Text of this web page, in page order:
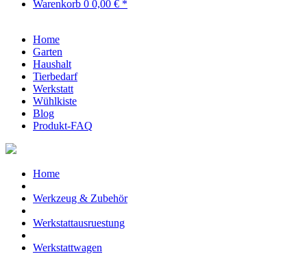
Warenkorb 0 0,00 € *
Home
Garten
Haushalt
Tierbedarf
Werkstatt
Wühlkiste
Blog
Produkt-FAQ
Home
Werkzeug & Zubehör
Werkstattausruestung
Werkstattwagen